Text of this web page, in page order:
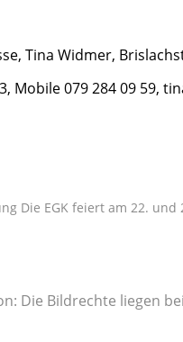
Tina Widmer,
Mobile 079 284 09 59,
Die EGK feiert am 22.
Die Bildrechte liegen